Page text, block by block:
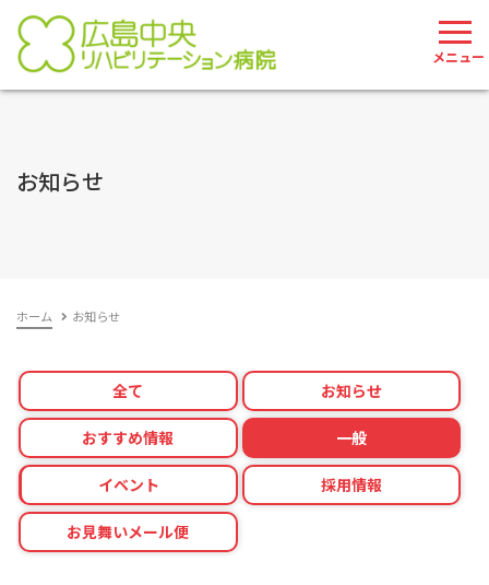
お問い合わせ
お知らせ
ホーム お知らせ
全て お知らせ
おすすめ情報 一般
イベント 採用情報
お見舞いメール便